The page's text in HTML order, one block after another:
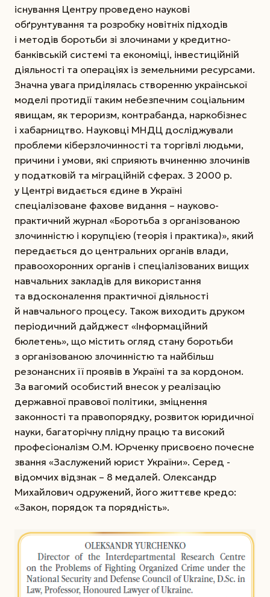
існування Центру проведено наукові
обґрунтування та розробку новітніх підходів
і методів боротьби зі злочинами у кредитно-
банківській системі та економіці, інвестиційній
діяльності та операціях із земельними ресурсами.
Значна увага приділялась створенню української
моделі протидії таким небезпечним соціальним
явищам, як тероризм, контрабанда, наркобізнес
і хабарництво. Науковці МНДЦ досліджували
проблеми кіберзлочинності та торгівлі людьми,
причини і умови, які сприяють вчиненню злочинів
у податковій та міграційній сферах. З 2000 р.
у Центрі видається єдине в Україні
спеціалізоване фахове видання – науково-
практичний журнал «Боротьба з організованою
злочинністю і корупцією (теорія і практика)», який
передається до центральних органів влади,
правоохоронних органів і спеціалізованих вищих
навчальних закладів для використання
та вдосконалення практичної діяльності
й навчального процесу. Також виходить друком
періодичний дайджест «Інформаційний
бюлетень», що містить огляд стану боротьби
з організованою злочинністю та найбільш
резонансних її проявів в Україні та за кордоном.
За вагомий особистий внесок у реалізацію
державної правової політики, зміцнення
законності та правопорядку, розвиток юридичної
науки, багаторічну плідну працю та високий
професіоналізм О.М. Юрченку при­своєно почесне
звання «Заслужений юрист України». Серед ­
відомчих відзнак – 8 медалей. Олександр
Михайлович одружений, його життєве кредо:
«Закон, порядок та порядність».